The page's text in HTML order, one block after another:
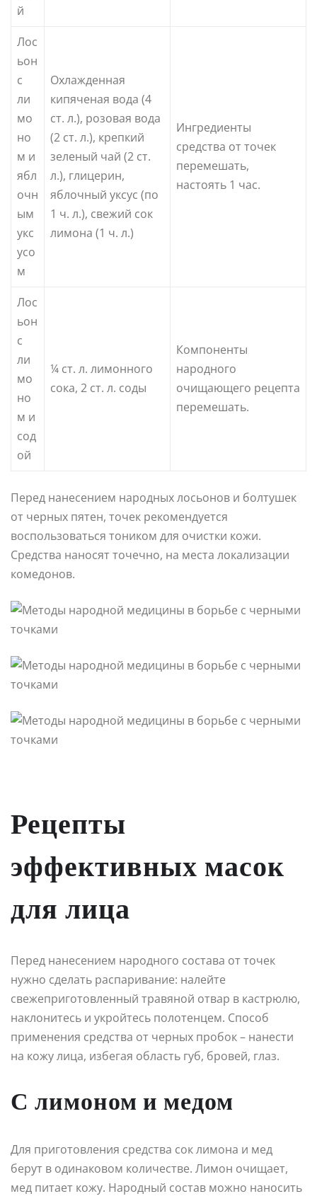
й
Лос
ьон
с
ли
мо
но
м и
ябл
очн
ым
укс
усо
м
Охлажденная
кипяченая вода (4
ст. л.), розовая вода
(2 ст. л.), крепкий
зеленый чай (2 ст.
л.), глицерин,
яблочный уксус (по
1 ч. л.), свежий сок
лимона (1 ч. л.)
Ингредиенты
средства от точек
перемешать,
настоять 1 час.
Лос
ьон
с
ли
мо
но
м и
сод
ой
¼ ст. л. лимонного
сока, 2 ст. л. соды
Компоненты
народного
очищающего рецепта
перемешать.
Перед нанесением народных лосьонов и болтушек
от черных пятен, точек рекомендуется
воспользоваться тоником для очистки кожи.
Средства наносят точечно, на места локализации
комедонов.
Рецепты
эффективных масок
для лица
Перед нанесением народного состава от точек
нужно сделать распаривание: налейте
свежеприготовленный травяной отвар в кастрюлю,
наклонитесь и укройтесь полотенцем. Способ
применения средства от черных пробок – нанести
на кожу лица, избегая область губ, бровей, глаз.
С лимоном и медом
Для приготовления средства сок лимона и мед
берут в одинаковом количестве. Лимон очищает,
мед питает кожу. Народный состав можно наносить